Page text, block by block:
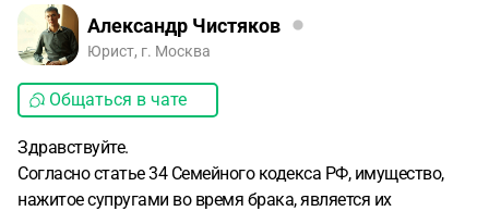
Александр Чистяков
Юрист, г. Москва
Общаться в чате
Здравствуйте.
Согласно статье 34 Семейного кодекса РФ, имущество,
нажитое супругами во время брака, является их